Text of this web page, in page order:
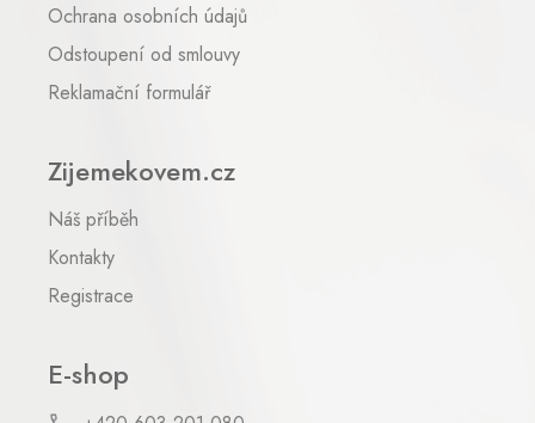
Ochrana osobních údajů
Odstoupení od smlouvy
Reklamační formulář
Zijemekovem.cz
Náš příběh
Kontakty
Registrace
E-shop